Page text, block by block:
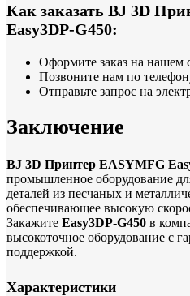
Как заказать BJ 3D
Easy3DP-G450:
Оформите заказ на нашем
Позвоните нам по
Отправьте запрос на
Заключение
BJ 3D Принтер EASYMFG
промышленное оборудование
деталей из песчаных и
обеспечивающее высокую
Закажите Easy3DP-G450 в
высокоточное оборудование с
поддержкой.
Характеристики